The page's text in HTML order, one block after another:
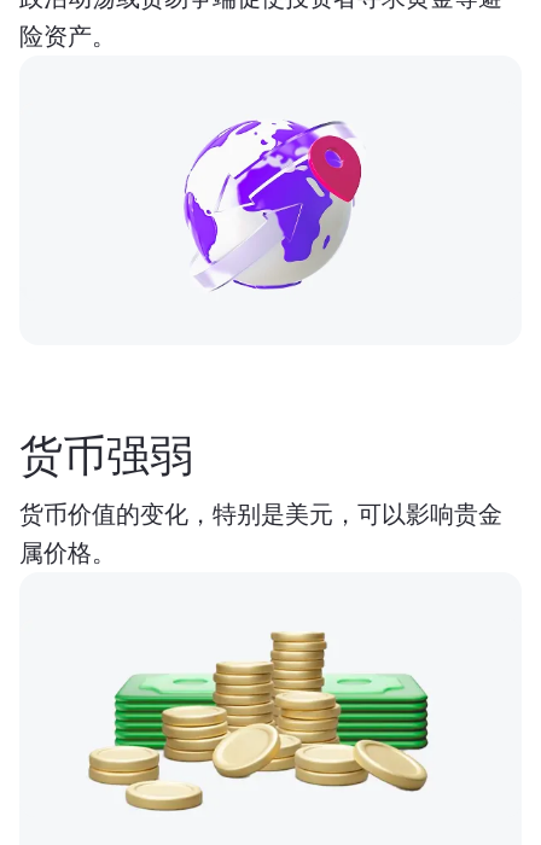
险资产。
货币强弱
货币价值的变化，特别是美元，可以影响贵金
属价格。